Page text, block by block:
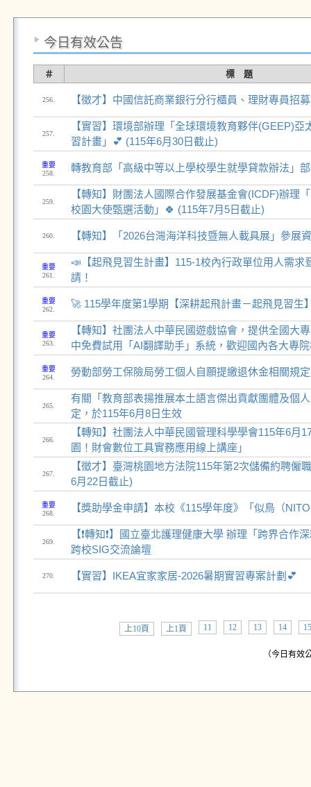
今日有效公告
＃ 標 題
256. 【徵才】中國信託商業銀行分行櫃員、理財專員招
257.
【實習】環境部辦理「全球環境教育夥伴(GEEP)亞
習計畫」💕 (115年6月30日截止)
重要
258.
轉教育部「高級中等以上學校學生就學貸款辦法」
259.
【轉知】財團法人國際合作發展基金會(ICDF)辦理
校園大使甄選活動」🍀 (115年7月5日截止)
260. 【轉知】「2026台灣海洋科技暨無人載具展」參展
重要
261.
📣【起飛見習生計畫】115-1校內行政單位用人需求
請！
重要
262.
🚀 115學年度第1學期【深耕起飛計畫－起飛見習生
重要
263.
【轉知】社團法人中華民國遊戲協會，提供全國大
中免費試用「AI翻譯助手」系統，歡迎國內各大專
重要
264.
勞動部勞工保險局勞工個人自願提繳退休金相關規
265.
有關「教育部表揚推展本土語言傑出貢獻團體及個
定，於115年6月8日生效
266.
【轉知】社團法人中華民國管理科學學會115年6月
園！財會數位工具實務應用線上講座」
267.
【徵才】臺灣桃園地方法院115年第2次儲備約聘僱
6月22日截止)
重要
268.
【獎助學金申請】本校《115學年度》「似鳥（
269.
【❗轉知❗】國立臺北護理健康大學 辦理「跨界合作
跨校SIG交流論壇
270. 【實習】IKEA宜家家居-2026暑期實習專案計劃💕
上10頁 上1頁 11 12 13 14 15
（今日有效